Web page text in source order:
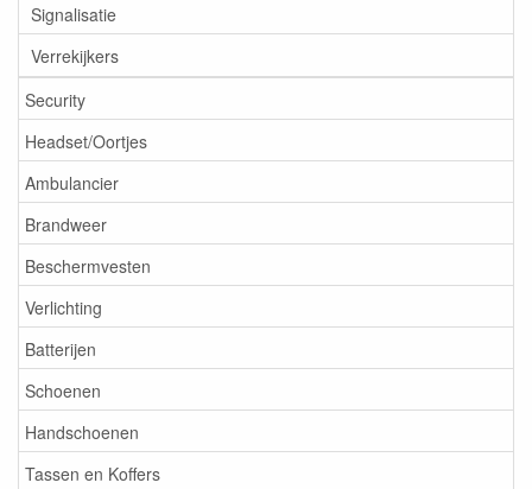
Signalisatie
Verrekijkers
Security
Headset/Oortjes
Ambulancier
Brandweer
Beschermvesten
Verlichting
Batterijen
Schoenen
Handschoenen
Tassen en Koffers